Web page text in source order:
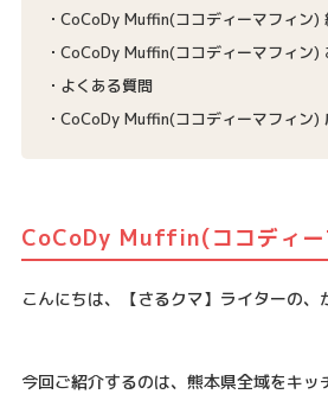
CoCoDy Muffin(ココディーマフィン)
CoCoDy Muffin(ココディーマフィン)
よくある質問
CoCoDy Muffin(ココディーマフィン)
CoCoDy Muffin(ココディー
こんにちは、【さるクマ】ライターの、
今回ご紹介するのは、熊本県全域をキッ